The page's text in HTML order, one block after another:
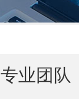
专业团队